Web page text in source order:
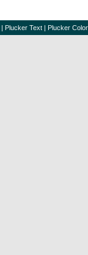
| Plucker Text | Plucker Color